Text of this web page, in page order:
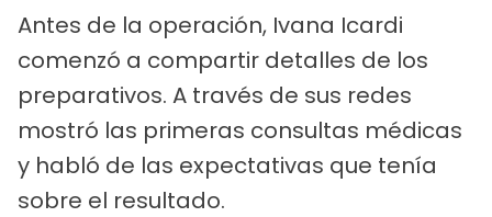
Antes de la operación, Ivana Icardi
comenzó a compartir detalles de los
preparativos. A través de sus redes
mostró las primeras consultas médicas
y habló de las expectativas que tenía
sobre el resultado.